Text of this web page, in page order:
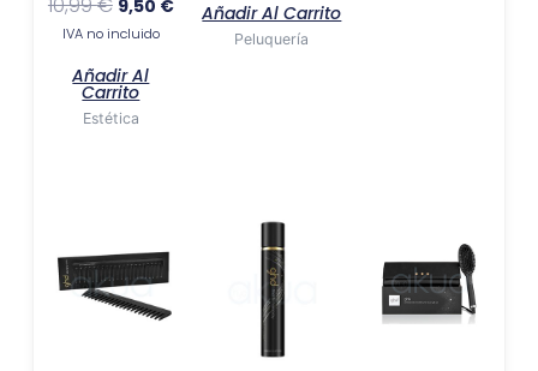
9,50 €
IVA no incluido
Añadir Al
Carrito
Estética
Añadir Al Carrito
Peluquería